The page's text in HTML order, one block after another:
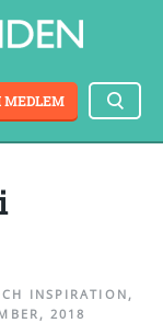
MEDLEM
INSPIRATION ,
2018